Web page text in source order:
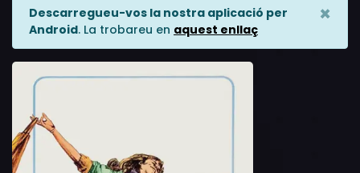
Descarregueu-vos la nostra aplicació per
Android. La trobareu en aquest enllaç
×